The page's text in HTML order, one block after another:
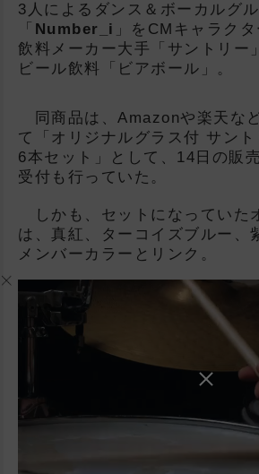
3人によるダンス＆ボーカルグ
「 Number_i 」をCMキャラク
飲料メーカー大手「サントリー
ビール飲料「ビアボール」。
同商品は、Amazonや楽天な
て「オリジナルグラス付 サン
6本セット」として、14日の販
受付も行っていた。
しかも、セットになっていた
は、真紅、ターコイズブルー、
メンバーカラーとリンク。